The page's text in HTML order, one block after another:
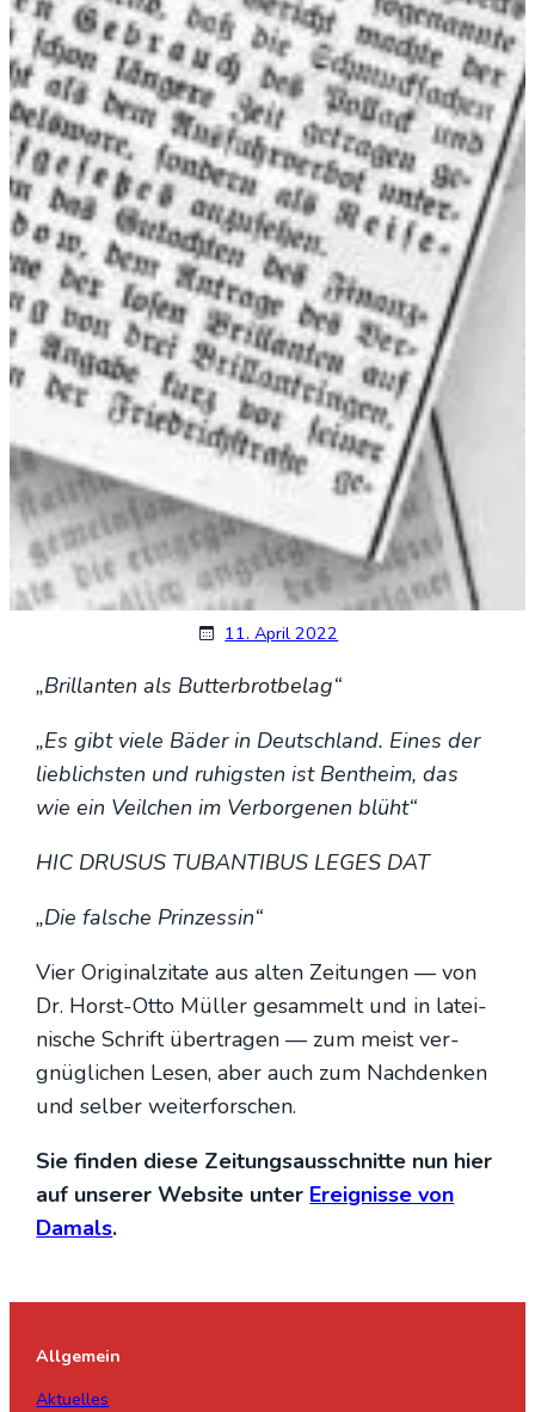
11. April 2022
„Bril­lan­ten als But­ter­brot­be­lag“
„Es gibt vie­le Bäder in Deutsch­land. Eines der
lieb­lichs­ten und ruhigs­ten ist Bent­heim, das
wie ein Veil­chen im Ver­bor­ge­nen blüht“
HIC DRUSUS TUBANTIBUS LEGES DAT
„Die fal­sche Prin­zes­sin“
Vier Ori­gi­nal­zi­ta­te aus alten Zei­tun­gen — von
Dr. Horst-Otto Mül­ler gesam­melt und in latei­
ni­sche Schrift über­tra­gen — zum meist ver­
gnüg­li­chen Lesen, aber auch zum Nach­den­ken
und sel­ber wei­ter­for­schen.
Sie fin­den die­se Zei­tungs­aus­schnit­te nun hier
auf unse­rer Web­site unter Ereig­nis­se von
Damals.
Allgemein
Aktuelles